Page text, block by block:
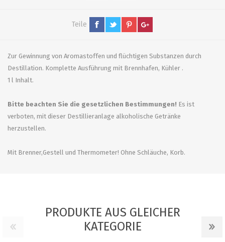
Teile
Zur Gewinnung von Aromastoffen und flüchtigen Substanzen durch
Destillation. Komplette Ausführung mit Brennhafen, Kühler .
1 l Inhalt.
Bitte beachten Sie die gesetzlichen Bestimmungen! Es ist
verboten, mit dieser Destillieranlage alkoholische Getränke
herzustellen.
Mit Brenner,Gestell und Thermometer! Ohne Schläuche, Korb.
PRODUKTE AUS GLEICHER
KATEGORIE